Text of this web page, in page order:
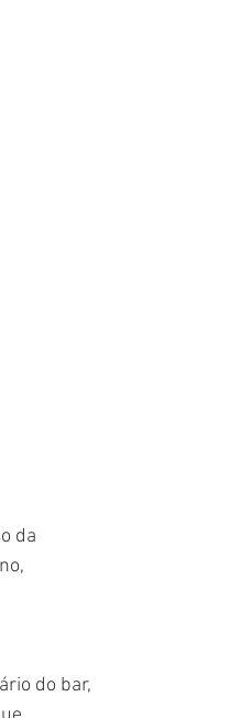
da
do bar,